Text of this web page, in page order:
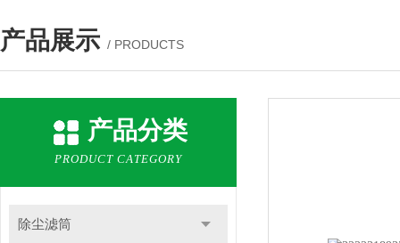
产品展示 / PRODUCTS
产品分类
PRODUCT CATEGORY
除尘滤筒